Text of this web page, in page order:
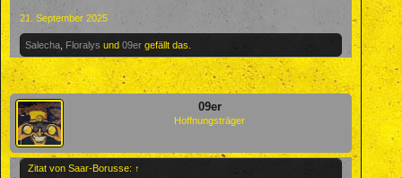
21. September 2025
Salecha Floralys und 09er gefällt das.
09er
Hoffnungsträger
Zitat von Saar-Borusse: ↑